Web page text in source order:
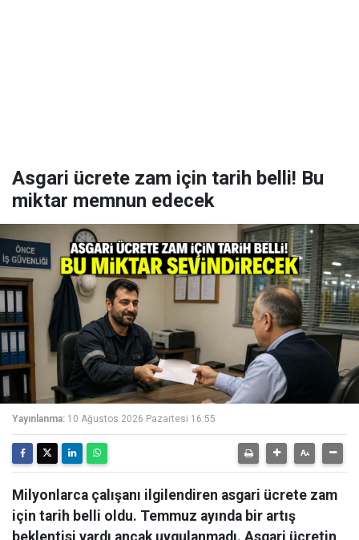
Asgari ücrete zam için tarih belli! Bu
miktar memnun edecek
Yayınlanma: 10 Ağustos 2026 Pazartesi 16:55
Milyonlarca çalışanı ilgilendiren asgari ücrete zam
için tarih belli oldu. Temmuz ayında bir artış
beklentisi vardı ancak uygulanmadı. Asgari ücretin